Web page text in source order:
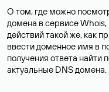
О том, где можно
домена в сервисе
действий такой же, как
ввести доменное имя в
получения ответа найти
актуальные DNS домена.